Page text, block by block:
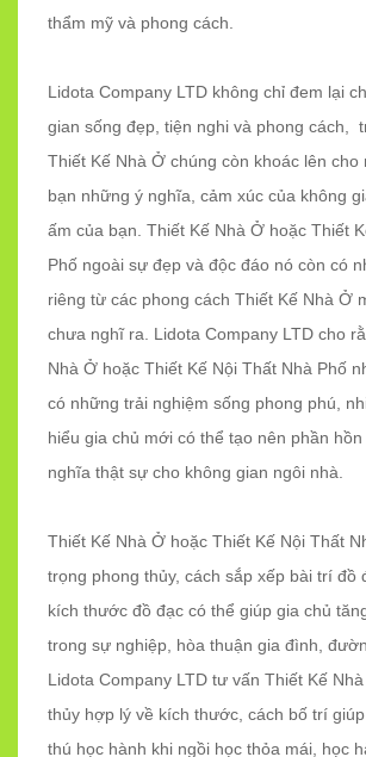
thẩm mỹ và phong cách.
Lidota Company LTD không chỉ đem lại
gian sống đẹp, tiện nghi và phong cách,
Thiết Kế Nhà Ở chúng còn khoác lên cho
bạn những ý nghĩa, cảm xúc của không
ấm của bạn. Thiết Kế Nhà Ở hoặc Thiết
Phố ngoài sự đẹp và độc đáo nó còn có
riêng từ các phong cách Thiết Kế Nhà Ở
chưa nghĩ ra. Lidota Company LTD cho
Nhà Ở hoặc Thiết Kế Nội Thất Nhà Phố
có những trải nghiệm sống phong phú,
hiểu gia chủ mới có thể tạo nên phần
nghĩa thật sự cho không gian ngôi nhà.
Thiết Kế Nhà Ở hoặc Thiết Kế Nội Thất
trọng phong thủy, cách sắp xếp bài trí đồ
kích thước đồ đạc có thể giúp gia chủ
trong sự nghiệp, hòa thuận gia đình,
Lidota Company LTD tư vấn Thiết Kế
thủy hợp lý về kích thước, cách bố trí
thú học hành khi ngồi học thỏa mái, học